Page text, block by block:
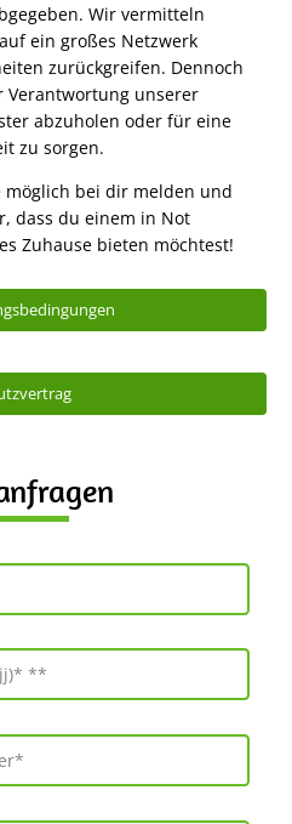
Wir vermitteln
ein großes Netzwerk
zurückgreifen. Dennoch
Verantwortung unserer
abzuholen oder für eine
zu sorgen.
bei dir melden und
dass du einem in Not
Zuhause bieten möchtest!